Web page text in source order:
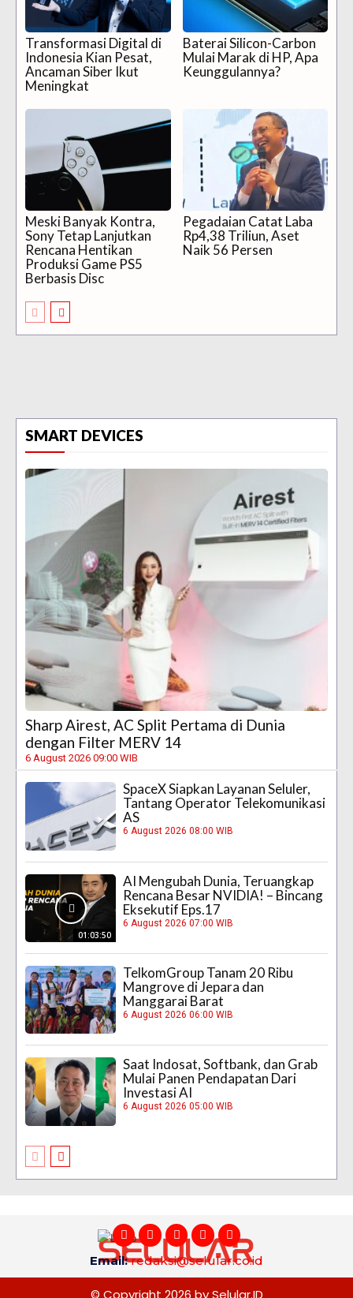
Transformasi Digital di
Indonesia Kian Pesat,
Ancaman Siber Ikut
Meningkat
Baterai Silicon-Carbon
Mulai Marak di HP, Apa
Keunggulannya?
Meski Banyak Kontra,
Sony Tetap Lanjutkan
Rencana Hentikan
Produksi Game PS5
Berbasis Disc
Pegadaian Catat Laba
Rp4,38 Triliun, Aset
Naik 56 Persen
SMART DEVICES
Sharp Airest, AC Split Pertama di Dunia
dengan Filter MERV 14
6 August 2026 09:00 WIB
SpaceX Siapkan Layanan Seluler,
Tantang Operator Telekomunikasi
AS
6 August 2026 08:00 WIB
01:03:50
AI Mengubah Dunia, Teruangkap
Rencana Besar NVIDIA! – Bincang
Eksekutif Eps.17
6 August 2026 07:00 WIB
TelkomGroup Tanam 20 Ribu
Mangrove di Jepara dan
Manggarai Barat
6 August 2026 06:00 WIB
Saat Indosat, Softbank, dan Grab
Mulai Panen Pendapatan Dari
Investasi AI
6 August 2026 05:00 WIB
Email:redaksi@selular.co.id
© Copyright 2026 by Selular.ID